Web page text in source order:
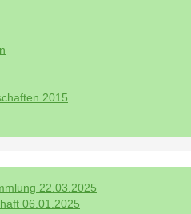
2015
22.03.2025
06.01.2025